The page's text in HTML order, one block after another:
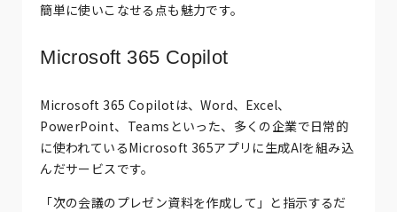
簡単に使いこなせる点も魅力です。
Microsoft 365 Copilot
Microsoft 365 Copilotは、Word、Excel、
PowerPoint、Teamsといった、多くの企業で日常的
に使われているMicrosoft 365アプリに生成AIを組み込
んだサービスです。
「次の会議のプレゼン資料を作成して」と指示するだ